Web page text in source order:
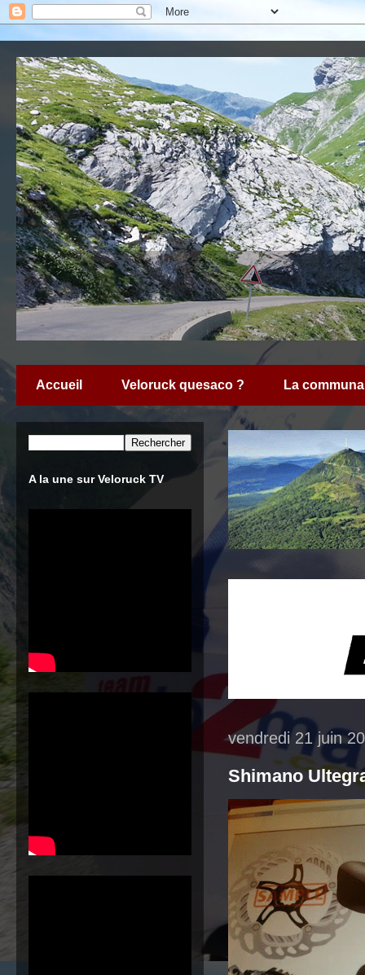
Accueil Veloruck quesaco ? La
vendredi 21 juin
Shimano
A la une sur Veloruck TV